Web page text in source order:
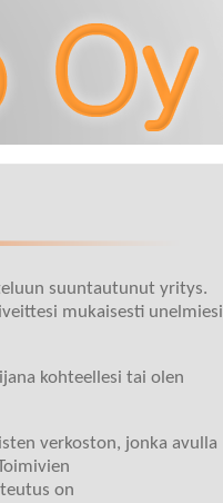
suuntautunut yritys.
mukaisesti unelmiesi
kohteellesi tai olen
verkoston, jonka avulla
on